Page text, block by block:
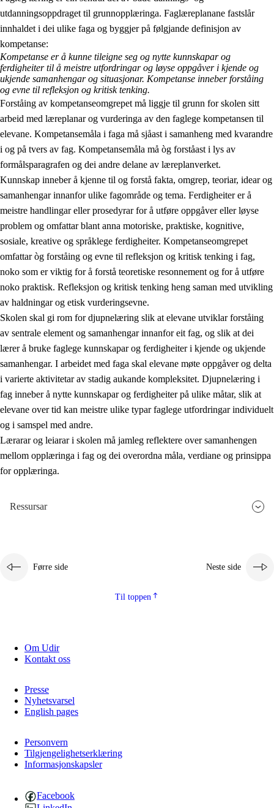
2. Prinsipp for læring, utvikling og danning
2.1 Sosial læring og utvikling
2.2 Kompetanse i faga
2.3 Grunnleggjande ferdigheiter
2.4 Å lære å lære
Tverrfaglege tema
utdanningsoppdraget til grunnopplæringa. Faglæreplanane fastslår
innhaldet i dei ulike faga og byggjer på følgjande definisjon av
kompetanse:
Kompetanse er å kunne tileigne seg og nytte kunnskapar og
ferdigheiter til å meistre utfordringar og løyse oppgåver i kjende og
ukjende samanhengar og situasjonar. Kompetanse inneber forståing
og evne til refleksjon og kritisk tenking.
Forståing av kompetanseomgrepet må liggje til grunn for skolen sitt
arbeid med læreplanar og vurderinga av den faglege kompetansen til
elevane. Kompetansemåla i faga må sjåast i samanheng med kvarandre
i og på tvers av fag. Kompetansemåla må òg forståast i lys av
formålsparagrafen og dei andre delane av læreplanverket.
Kunnskap inneber å kjenne til og forstå fakta, omgrep, teoriar, idear og
samanhengar innanfor ulike fagområde og tema. Ferdigheiter er å
meistre handlingar eller prosedyrar for å utføre oppgåver eller løyse
problem og omfattar blant anna motoriske, praktiske, kognitive,
sosiale, kreative og språklege ferdigheiter. Kompetanseomgrepet
omfattar òg forståing og evne til refleksjon og kritisk tenking i fag,
noko som er viktig for å forstå teoretiske resonnement og for å utføre
noko praktisk. Refleksjon og kritisk tenking heng saman med utvikling
av haldningar og etisk vurderingsevne.
Skolen skal gi rom for djupnelæring slik at elevane utviklar forståing
av sentrale element og samanhengar innanfor eit fag, og slik at dei
lærer å bruke faglege kunnskapar og ferdigheiter i kjende og ukjende
samanhengar. I arbeidet med faga skal elevane møte oppgåver og delta
i varierte aktivitetar av stadig aukande kompleksitet. Djupnelæring i
fag inneber å nytte kunnskapar og ferdigheiter på ulike måtar, slik at
elevane over tid kan meistre ulike typar faglege utfordringar individuelt
og i samspel med andre.
Lærarar og leiarar i skolen må jamleg reflektere over samanhengen
mellom opplæringa i fag og dei overordna måla, verdiane og prinsippa
for opplæringa.
Ressursar
Førre side Neste side
Til toppen
Om Udir
Kontakt oss
Presse
Nyhetsvarsel
English pages
Personvern
Tilgjengelighetserklæring
Informasjonskapsler
Facebook